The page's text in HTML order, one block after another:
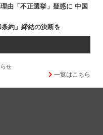
由「不正選挙」疑惑に 中国
約」締結の決断を
せ
一覧はこちら